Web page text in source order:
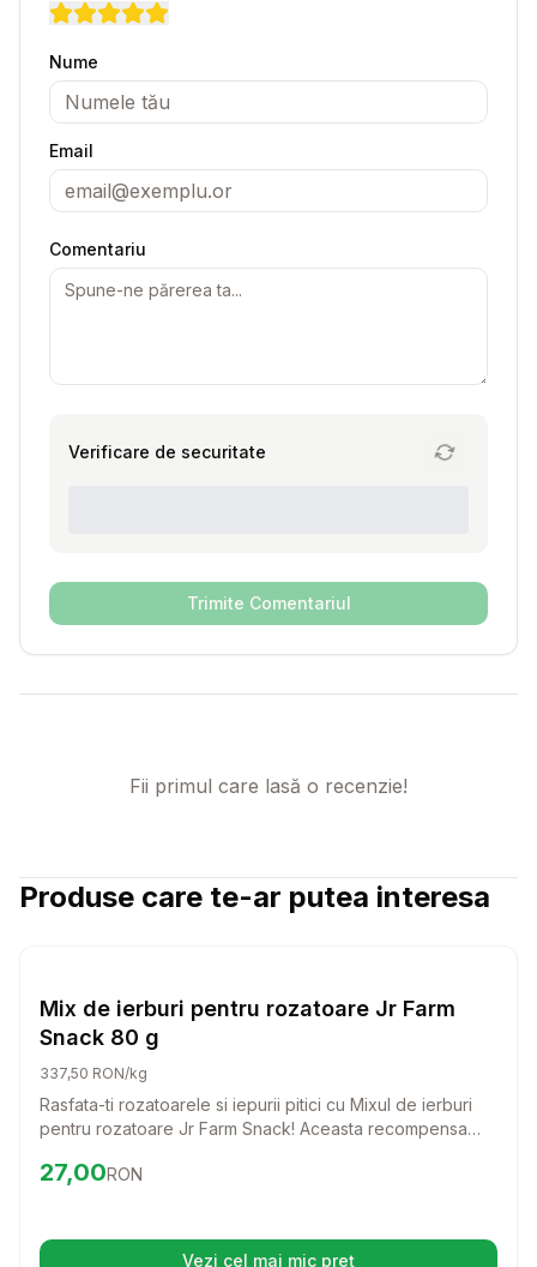
Nume
Email
Comentariu
Verificare de securitate
Trimite Comentariul
Fii primul care lasă o recenzie!
Produse care te-ar putea interesa
Mix de ierburi pentru rozatoare Jr Farm
Snack 80 g
337,50 RON/kg
Rasfata-ti rozatoarele si iepurii pitici cu Mixul de ierburi
pentru rozatoare Jr Farm Snack! Aceasta recompensa
zi intr-o aventura gustoasa.
Preț:27.00
27,00RON
Vezi cel mai mic preț